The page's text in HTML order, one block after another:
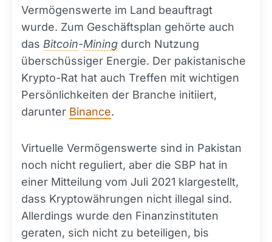
Vermögenswerte im Land beauftragt
wurde. Zum Geschäftsplan gehörte auch
das Bitcoin-Mining durch Nutzung
überschüssiger Energie. Der pakistanische
Krypto-Rat hat auch Treffen mit wichtigen
Persönlichkeiten der Branche initiiert,
darunter Binance.
Virtuelle Vermögenswerte sind in Pakistan
noch nicht reguliert, aber die SBP hat in
einer Mitteilung vom Juli 2021 klargestellt,
dass Kryptowährungen nicht illegal sind.
Allerdings wurde den Finanzinstituten
geraten, sich nicht zu beteiligen, bis